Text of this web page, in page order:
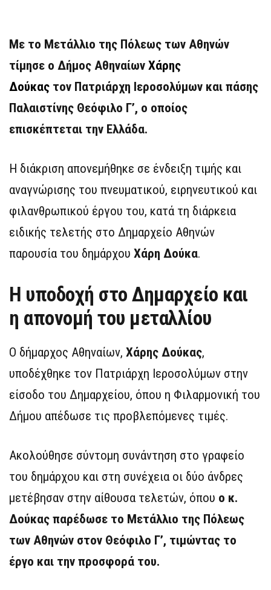
Με το Μετάλλιο της Πόλεως των Αθηνών
τίμησε ο Δήμος Αθηναίων Χάρης
Δούκας τον Πατριάρχη Ιεροσολύμων και πάσης
Παλαιστίνης Θεόφιλο Γ’, ο οποίος
επισκέπτεται την Ελλάδα.
Η διάκριση απονεμήθηκε σε ένδειξη τιμής και
αναγνώρισης του πνευματικού, ειρηνευτικού και
φιλανθρωπικού έργου του, κατά τη διάρκεια
ειδικής τελετής στο Δημαρχείο Αθηνών
παρουσία του δημάρχου Χάρη Δούκα.
Η υποδοχή στο Δημαρχείο και
η απονομή του μεταλλίου
Ο δήμαρχος Αθηναίων, Χάρης Δούκας,
υποδέχθηκε τον Πατριάρχη Ιεροσολύμων στην
είσοδο του Δημαρχείου, όπου η Φιλαρμονική του
Δήμου απέδωσε τις προβλεπόμενες τιμές.
Ακολούθησε σύντομη συνάντηση στο γραφείο
του δημάρχου και στη συνέχεια οι δύο άνδρες
μετέβησαν στην αίθουσα τελετών, όπου ο κ.
Δούκας παρέδωσε το Μετάλλιο της Πόλεως
των Αθηνών στον Θεόφιλο Γ’, τιμώντας το
έργο και την προσφορά του.